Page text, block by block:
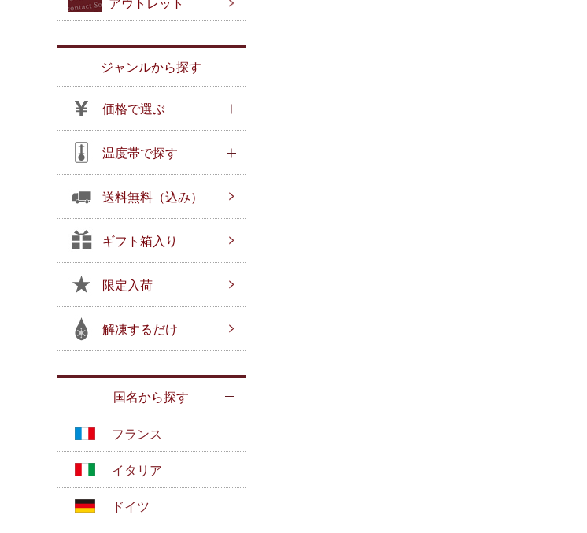
アウトレット
ジャンルから探す
価格で選ぶ
温度帯で探す
送料無料（込み）
ギフト箱入り
限定入荷
解凍するだけ
国名から探す
フランス
イタリア
ドイツ